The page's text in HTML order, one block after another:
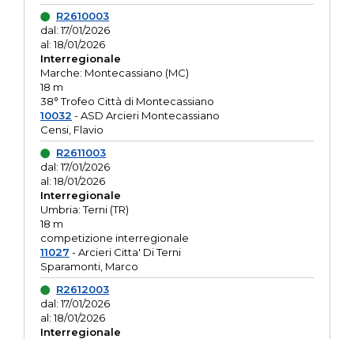
R2610003
dal: 17/01/2026
al: 18/01/2026
Interregionale
Marche: Montecassiano (MC)
18 m
38° Trofeo Città di Montecassiano
10032 - ASD Arcieri Montecassiano
Censi, Flavio
R2611003
dal: 17/01/2026
al: 18/01/2026
Interregionale
Umbria: Terni (TR)
18 m
competizione interregionale
11027 - Arcieri Citta' Di Terni
Sparamonti, Marco
R2612003
dal: 17/01/2026
al: 18/01/2026
Interregionale